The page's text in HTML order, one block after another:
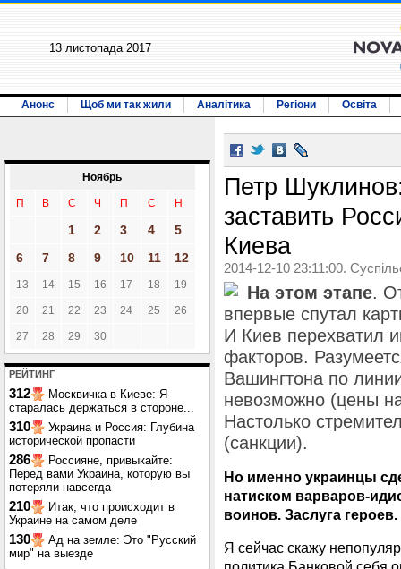
13 листопада 2017
Анонс Щоб ми так жили Аналітика Регіони Освіта
Ноябрь
П В С Ч П С Н
1 2 3 4
5
6
7 8 9 10 11 12
13 14 15 16 17 18 19
20 21 22 23 24 25 26
27 28 29 30
РЕЙТИНГ
312
Москвичка в Киеве: Я
старалась держаться в стороне...
310
Украина и Россия: Глубина
исторической пропасти
286
Россияне, привыкайте:
Перед вами Украина, которую вы
потеряли навсегда
210
Итак, что происходит в
Украине на самом деле
130
Ад на земле: Это "Русский
мир" на выезде
Петр
заставить
Киева
2014-12-10 23:11:00.
На этом этапе.
впервые спутал
И Киев перехватил
факторов.
Вашингтона по
невозможно (цены
Настолько
(санкции).
Но именно украинцы
натиском варваров-
воинов. Заслуга героев.
Я сейчас скажу